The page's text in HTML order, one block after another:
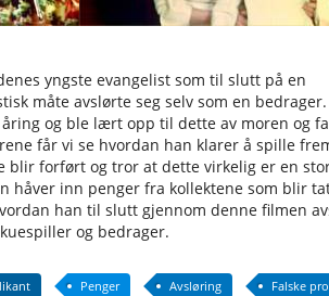
yngste evangelist som til slutt på en
måte avslørte seg selv som en bedrager.
og ble lært opp til dette av moren og
får vi se hvordan han klarer å spille
blir forført og tror at dette virkelig er en
håver inn penger fra kollektene som blir
han til slutt gjennom denne filmen
og bedrager.
Penger Avsløring Falske